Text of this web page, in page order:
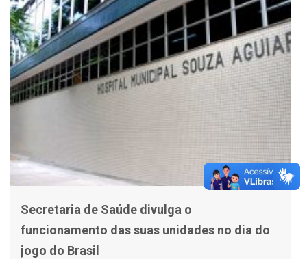
Secretaria de Saúde divulga o
funcionamento das suas unidades no dia do
jogo do Brasil